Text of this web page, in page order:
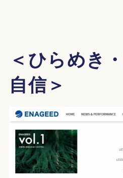
＜ひらめき
自信＞